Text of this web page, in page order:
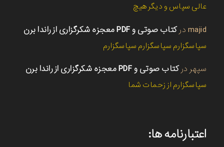
عالی سپاس و دیگر هیچ
majid درکتاب صوتی و PDF معجزه شکرگزاری از راندا برن
سپاسگزارم سپاسگزارم سپاسگزارم
سپهر درکتاب صوتی و PDF معجزه شکرگزاری از راندا برن
سپاسگزارم از زحمات شما
اعتبارنامه ها: